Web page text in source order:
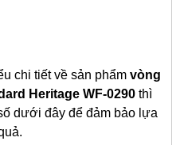
chi tiết về sản phẩm vòng
Heritage WF-0290 thì
dưới đây để đảm bảo lựa